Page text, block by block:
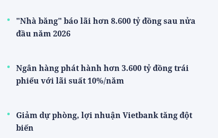
"Nhà băng" báo lãi hơn 8.600 tỷ đồng sau nửa
đầu năm 2026
Ngân hàng phát hành hơn 3.600 tỷ đồng trái
phiếu với lãi suất 10%/năm
Giảm dự phòng, lợi nhuận Vietbank tăng đột
biến